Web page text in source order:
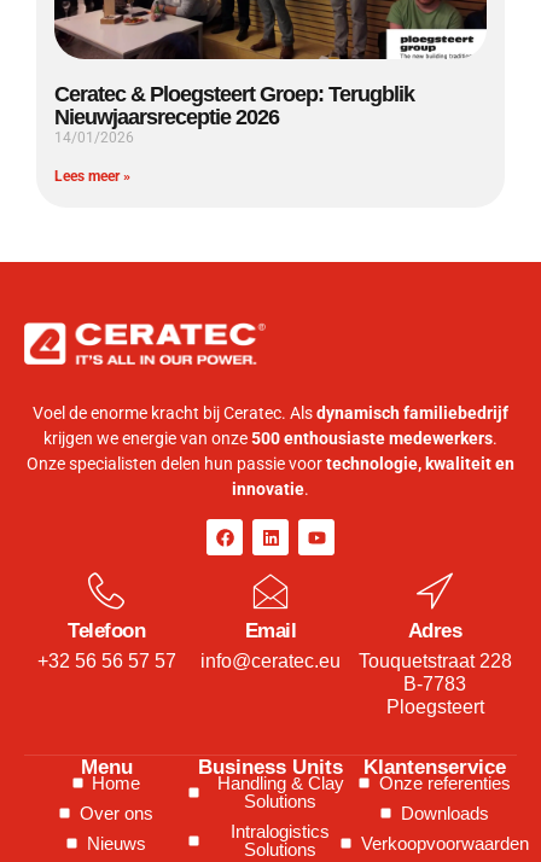
Ceratec & Ploegsteert Groep: Terugblik
Nieuwjaarsreceptie 2026
14/01/2026
Lees meer »
Voel de enorme kracht bij Ceratec. Alsdynamisch familiebedrijf
krijgen we energie van onze500 enthousiaste medewerkers.
Onze specialisten delen hun passie voortechnologie, kwaliteit en
innovatie.
Telefoon
+32 56 56 57 57
Email
info@ceratec.eu
Adres
Touquetstraat 228
B-7783
Ploegsteert
Menu
Home
Over ons
Nieuws
Business Units
Handling & Clay
Solutions
Intralogistics
Solutions
Klantenservice
Onze referenties
Downloads
Verkoopvoorwaarden